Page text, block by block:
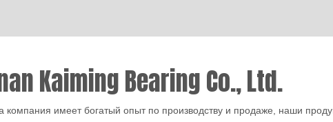
Kaiming Bearing Co., Ltd.
компания имеет богатый опыт по производству и продаже, наши